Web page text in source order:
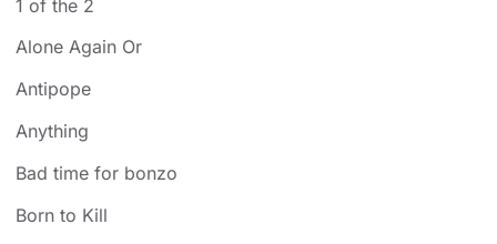
1 of the 2
Alone Again Or
Antipope
Anything
Bad time for bonzo
Born to Kill